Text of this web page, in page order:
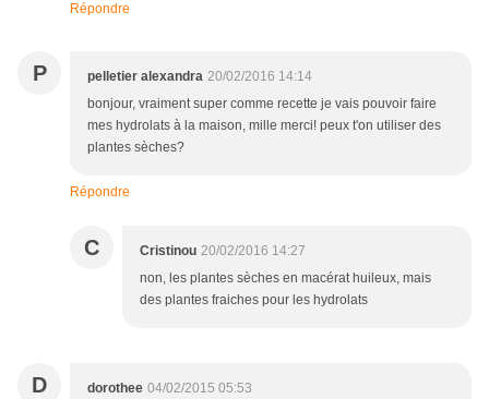
Répondre
P pelletier alexandra 20/02/2016 14:14
bonjour, vraiment super comme recette je vais pouvoir faire
mes hydrolats à la maison, mille merci! peux t'on utiliser des
plantes sèches?
Répondre
C Cristinou 20/02/2016 14:27
non, les plantes sèches en macérat huileux, mais
des plantes fraiches pour les hydrolats
D dorothee 04/02/2015 05:53